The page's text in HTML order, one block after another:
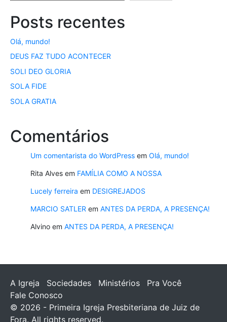
Posts recentes
Olá, mundo!
DEUS FAZ TUDO ACONTECER
SOLI DEO GLORIA
SOLA FIDE
SOLA GRATIA
Comentários
Um comentarista do WordPress em Olá, mundo!
Rita Alves em FAMÍLIA COMO A NOSSA
Lucely ferreira em DESIGREJADOS
MARCIO SATLER em ANTES DA PERDA, A PRESENÇA!
Alvino em ANTES DA PERDA, A PRESENÇA!
A Igreja Sociedades Ministérios
Pra Você
Fale Conosco
© 2026 - Primeira Igreja Presbiteriana de Juiz de
Fora. All rights reserved.